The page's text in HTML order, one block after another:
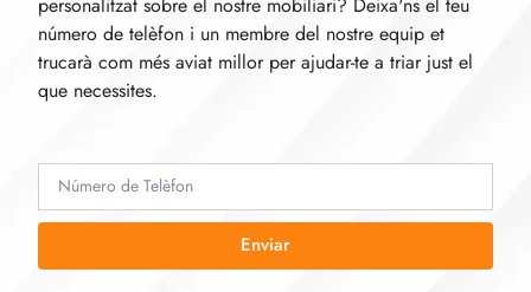
número de telèfon i un membre del nostre equip et
trucarà com més aviat millor per ajudar-te a triar just el
que necessites.
Enviar